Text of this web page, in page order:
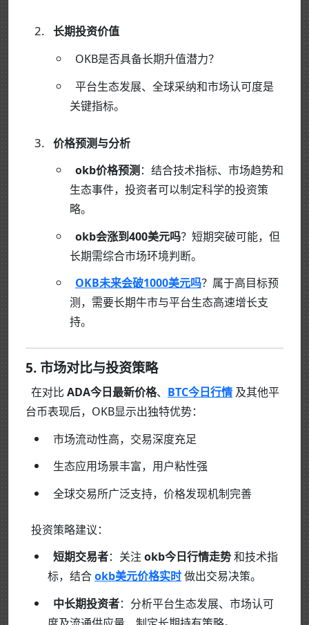
长期投资价值
OKB是否具备长期升值潜力？
平台生态发展、全球采纳和市场认可度是
关键指标。
价格预测与分析
okb价格预测 ：结合技术指标、市场趋势和
生态事件，投资者可以制定科学的投资策
略。
okb会涨到400美元吗？短期突破可能，但
长期需综合市场环境判断。
OKB未来会破1000美元吗？属于高目标预
测，需要长期牛市与平台生态高速增长支
持。
5. 市场对比与投资策略
在对比 ADA今日最新价格、 BTC今日行情 及其他平
台币表现后，OKB显示出独特优势：
市场流动性高，交易深度充足
生态应用场景丰富，用户粘性强
全球交易所广泛支持，价格发现机制完善
投资策略建议：
短期交易者：关注 okb今日行情走势和技术指
标，结合okb美元价格实时做出交易决策。
中长期投资者：分析平台生态发展、市场认可